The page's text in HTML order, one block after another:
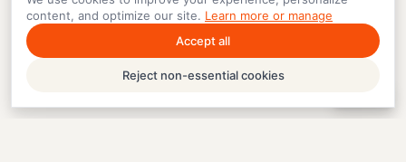
content, and optimize our site. Learn more or manage
Accept all
Reject non-essential cookies